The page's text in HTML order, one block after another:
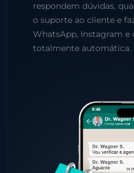
respondem dúvidas,
o suporte ao cliente e
WhatsApp, Instagram e
totalmente automática.